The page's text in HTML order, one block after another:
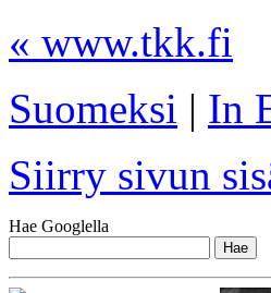
« www.tkk.fi
Suomeksi | In
Siirry sivun
Hae Googlella